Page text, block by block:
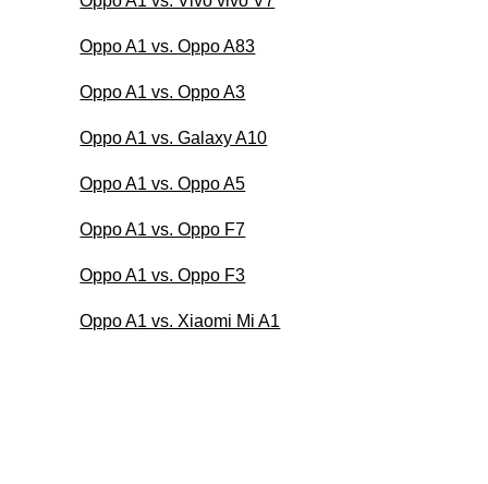
Oppo A1 vs. Oppo A83
Oppo A1 vs. Oppo A3
Oppo A1 vs. Galaxy A10
Oppo A1 vs. Oppo A5
Oppo A1 vs. Oppo F7
Oppo A1 vs. Oppo F3
Oppo A1 vs. Xiaomi Mi A1